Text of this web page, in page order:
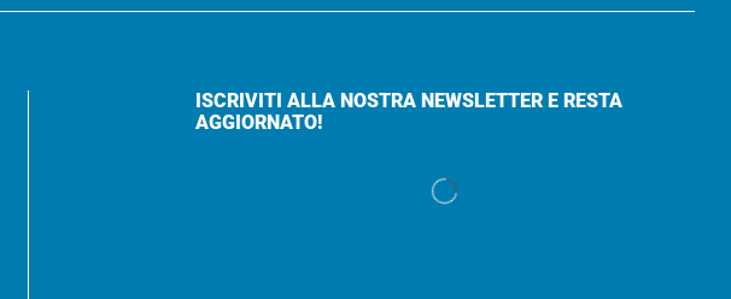
ISCRIVITI ALLA NOSTRA NEWSLETTER E RESTA
AGGIORNATO!